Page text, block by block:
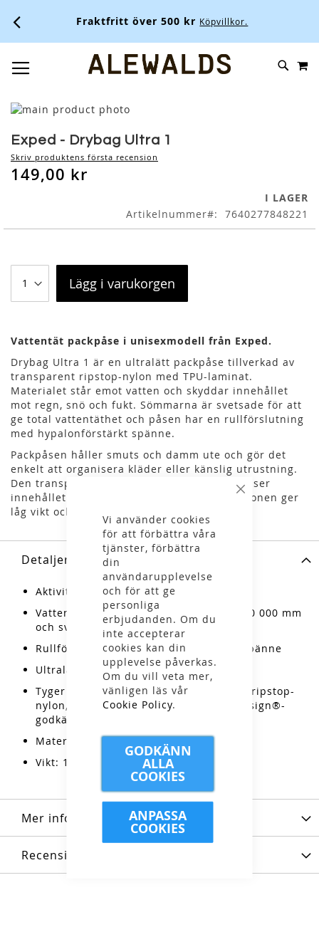
Stäng
Vi använder cookies
för att förbättra våra
tjänster, förbättra
din
användarupplevelse
och för att ge
personliga
erbjudanden. Om du
inte accepterar
cookies kan din
upplevelse påverkas.
Om du vill veta mer,
vänligen läs vår
Cookie Policy.
GODKÄNN
ALLA
COOKIES
ANPASSA
COOKIES
Fraktfritt över 500 kr Köpvillkor.
SKIP
Skip
the
end
of
the
to
the
beginning
of
Exped - Drybag Ultra 1
Skriv produktens första recension
149,00 kr
I LAGER
Artikelnummer
7640277848221
Lägg i varukorgen
Vattentät packpåse i unisexmodell från Exped.
Drybag Ultra 1 är en ultralätt packpåse tillverkad av
transparent ripstop-nylon med TPU-laminat.
Materialet står emot vatten och skyddar innehållet
mot regn, snö och fukt. Sömmarna är svetsade för att
ge total vattentäthet och påsen har en rullförslutning
med hypalonförstärkt spänne.
Packpåsen håller smuts och damm ute och gör det
enkelt att organisera kläder eller känslig utrustning.
Den transparenta konstruktionen gör att du ser
innehållet utan att öppna påsen. Konstruktionen ger
låg vikt och hög slitstyrka.
Detaljer
Aktiviteter: vandring
Vattentät packpåse med vattenpelare 10 000 mm
och svetsade sömmar
Rullförslutning med hypalonförstärkt spänne
Ultralätt, transparent och slitstark
Tyger och teknologier: Återvunnen 15D ripstop-
nylon, TPU polyether film-laminat, bluesign®-
godkänd
Material: 100% nylon
Vikt: 13g
Mer information
Recensioner